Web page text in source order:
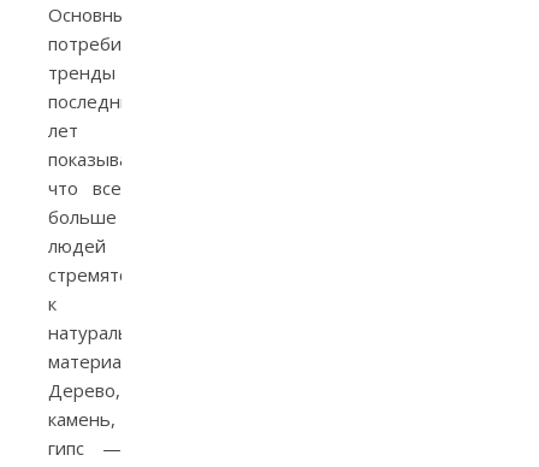
Основные
потребительские
тренды
последних
лет
показывают,
что все
больше
людей
стремятся
к
натуральным
материалам.
Дерево,
камень,
гипс —